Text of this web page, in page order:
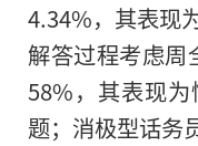
4.34%，其表现
解答过程考虑周
58%，其表现
题；消极型话务